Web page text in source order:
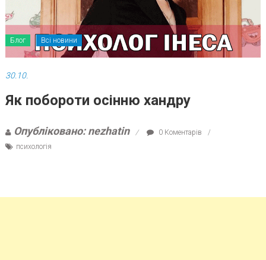
Блог Всі новини
30.10.
Як побороти осінню хандру
Опубліковано: nezhatin
0 Коментарів
психологія